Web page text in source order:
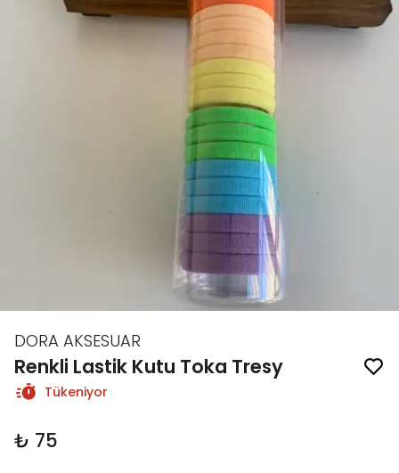
DORA AKSESUAR
Renkli Lastik Kutu Toka Tresy
Tükeniyor
₺ 75